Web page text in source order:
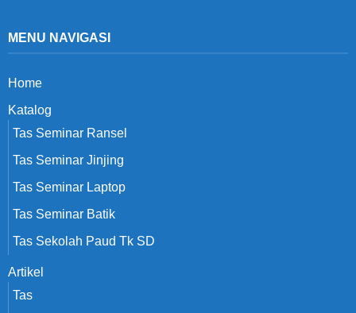
MENU NAVIGASI
Home
Katalog
Tas Seminar Ransel
Tas Seminar Jinjing
Tas Seminar Laptop
Tas Seminar Batik
Tas Sekolah Paud Tk SD
Artikel
Tas